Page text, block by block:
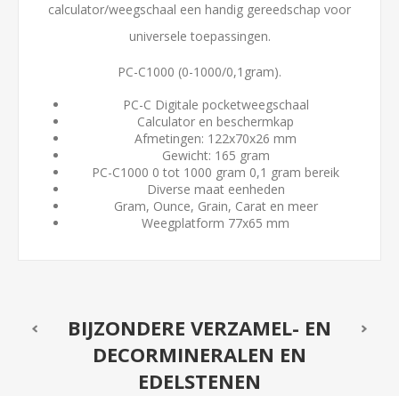
calculator/weegschaal een handig gereedschap voor
universele toepassingen.
PC-C1000 (0-1000/0,1gram).
PC-C Digitale pocketweegschaal
Calculator en beschermkap
Afmetingen: 122x70x26 mm
Gewicht: 165 gram
PC-C1000 0 tot 1000 gram 0,1 gram bereik
Diverse maat eenheden
Gram, Ounce, Grain, Carat en meer
Weegplatform 77x65 mm
BIJZONDERE VERZAMEL- EN
DECORMINERALEN EN
EDELSTENEN